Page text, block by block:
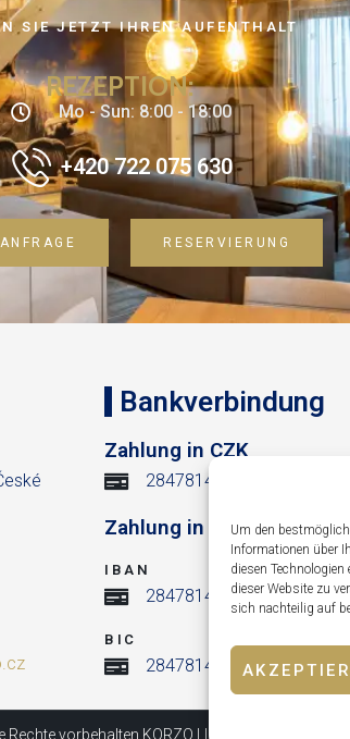
Um den
Informationen über
diesen
dieser Website zu
sich nachteilig auf
SIE JETZT IHREN AUFENTHALT
REZEPTION:
Mo - Sun: 8:00 - 18:00
+420 722 075 630
ANFRAGE RESERVIERUNG
Bankverbindung
Zahlung in CZK
284781426/0300
Zahlung in EUR
IBAN
284781426/0300
BIC
284781426/0300
Rechte vorbehalten KORZO LIPNO s.r.o.2026